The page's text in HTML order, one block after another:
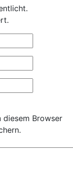
diesem Browser